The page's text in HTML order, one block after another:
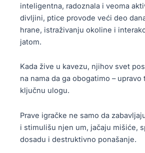
inteligentna, radoznala i veoma
divljini, ptice provode veći deo
hrane, istraživanju okoline i
jatom.
Kada žive u kavezu, njihov svet
na nama da ga obogatimo –
ključnu ulogu.
Prave igračke ne samo da
i stimulišu njen um, jačaju mišiće,
dosadu i destruktivno ponašanje.